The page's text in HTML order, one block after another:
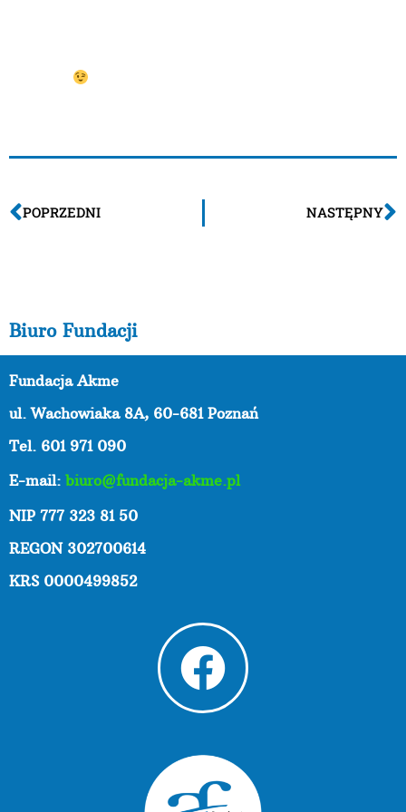
POPRZEDNI NASTĘPNY
Biuro Fundacji
Fundacja Akme
ul. Wachowiaka 8A, 60-681 Poznań
Tel. 601 971 090
E-mail: biuro@fundacja-akme.pl
NIP 777 323 81 50
REGON 302700614
KRS 0000499852